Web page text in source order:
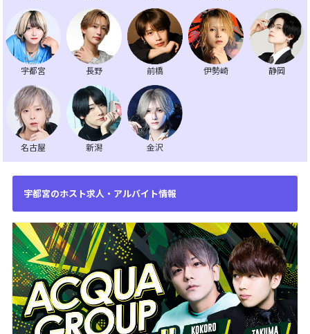
宇都宮 長野 前橋 伊勢崎 静岡
名古屋 新潟 金沢
宇都宮のホスト求人・アルバイト情報